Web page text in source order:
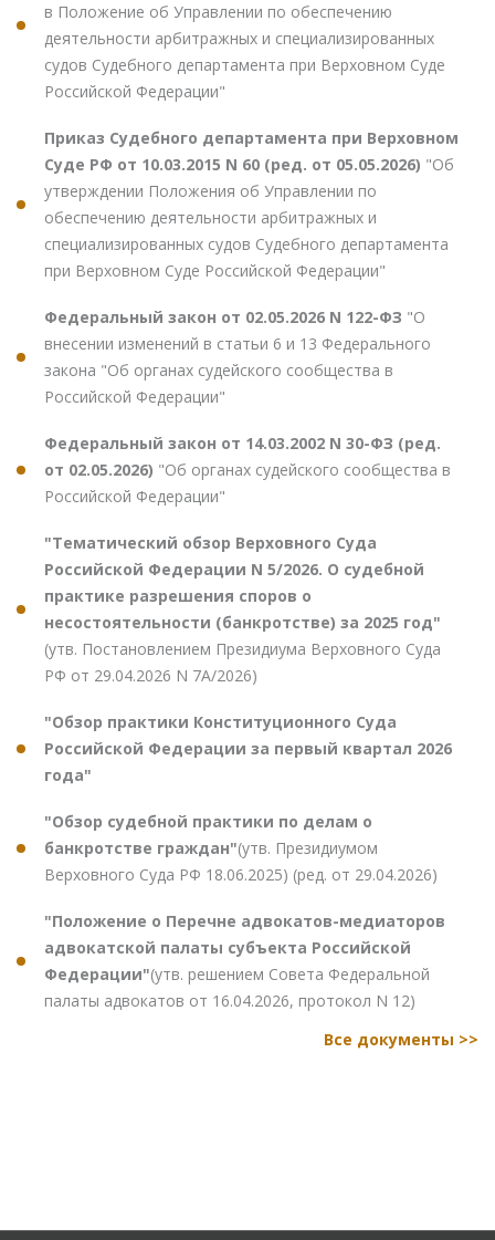
в Положение об Управлении по обеспечению
деятельности арбитражных и специализированных
судов Судебного департамента при Верховном Суде
Российской Федерации"
Приказ Судебного департамента при Верховном
Суде РФ от 10.03.2015 N 60 (ред. от 05.05.2026) "Об
утверждении Положения об Управлении по
обеспечению деятельности арбитражных и
специализированных судов Судебного департамента
при Верховном Суде Российской Федерации"
Федеральный закон от 02.05.2026 N 122-ФЗ "О
внесении изменений в статьи 6 и 13 Федерального
закона "Об органах судейского сообщества в
Российской Федерации"
Федеральный закон от 14.03.2002 N 30-ФЗ (ред.
от 02.05.2026) "Об органах судейского сообщества в
Российской Федерации"
"Тематический обзор Верховного Суда
Российской Федерации N 5/2026. О судебной
практике разрешения споров о
несостоятельности (банкротстве) за 2025 год"
(утв. Постановлением Президиума Верховного Суда
РФ от 29.04.2026 N 7А/2026)
"Обзор практики Конституционного Суда
Российской Федерации за первый квартал 2026
года"
"Обзор судебной практики по делам о
банкротстве граждан"(утв. Президиумом
Верховного Суда РФ 18.06.2025) (ред. от 29.04.2026)
"Положение о Перечне адвокатов-медиаторов
адвокатской палаты субъекта Российской
Федерации"(утв. решением Совета Федеральной
палаты адвокатов от 16.04.2026, протокол N 12)
Все документы >>